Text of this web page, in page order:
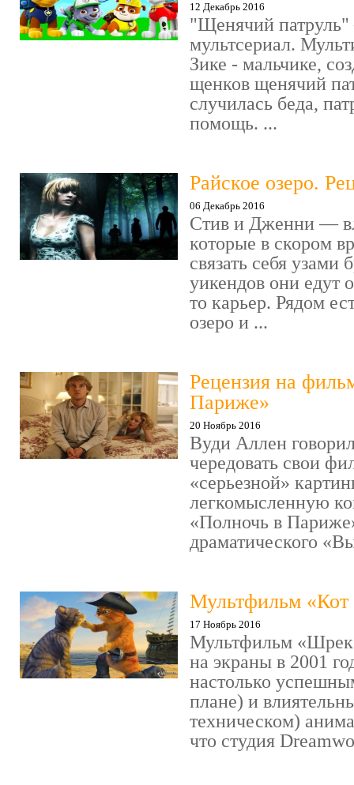
12 Декабрь 2016
"Щенячий патруль"
мультсериал.
Зике - мальчике,
щенков щенячий
случилась беда,
помощь. ...
Райское озеро.
06 Декабрь 2016
Стив и Дженни —
которые в скором
связать себя узами
уикендов они едут
то карьер. Рядом
озеро и ...
Рецензия на
Париже»
20 Ноябрь 2016
Вуди Аллен
чередовать свои
«серьезной»
легкомысленную
«Полночь в
драматического
Мультфильм «Кот
17 Ноябрь 2016
Мультфильм
на экраны в 2001
настолько
плане) и
техническом)
что студия